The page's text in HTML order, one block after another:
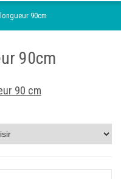
90cm
90cm
90 cm